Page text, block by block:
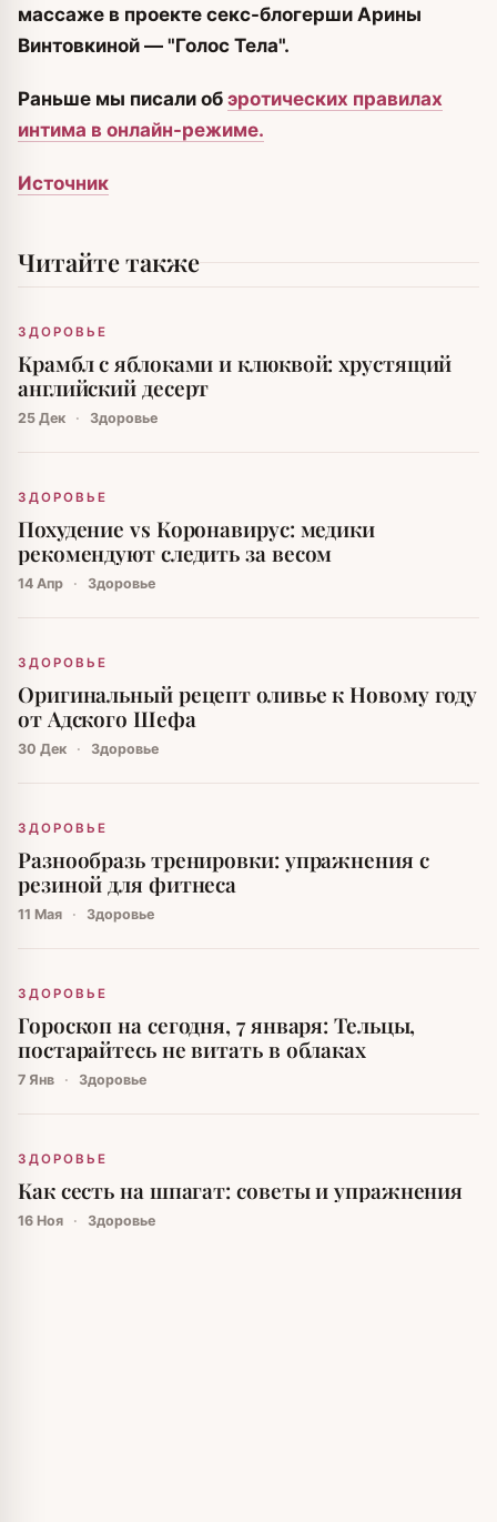
массаже в проекте секс-блогерши Арины
Винтовкиной — "Голос Тела".
Раньше мы писали об эротических правилах
интима в онлайн-режиме.
Источник
Читайте также
ЗДОРОВЬЕ
Крамбл с яблоками и клюквой: хрустящий
английский десерт
25 Дек · Здоровье
ЗДОРОВЬЕ
Похудение vs Коронавирус: медики
рекомендуют следить за весом
14 Апр · Здоровье
ЗДОРОВЬЕ
Оригинальный рецепт оливье к Новому году
от Адского Шефа
30 Дек · Здоровье
ЗДОРОВЬЕ
Разнообразь тренировки: упражнения с
резиной для фитнеса
11 Мая · Здоровье
ЗДОРОВЬЕ
Гороскоп на сегодня, 7 января: Тельцы,
постарайтесь не витать в облаках
7 Янв · Здоровье
ЗДОРОВЬЕ
Как сесть на шпагат: советы и упражнения
16 Ноя · Здоровье